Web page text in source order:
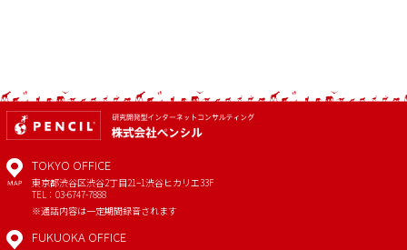
MAP
TOKYO OFFICE
東京都渋谷区渋谷2丁目21−1渋谷ヒカリエ33F
TEL：03-6747-7888
※通話内容は一定期間録音されます
FUKUOKA OFFICE